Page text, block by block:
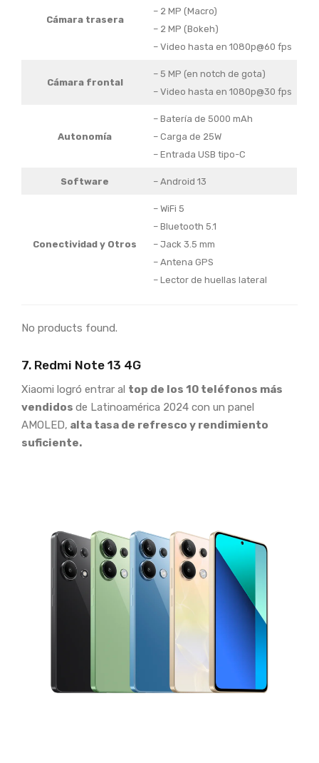
Cámara trasera
– 2 MP (Macro)
– 2 MP (Bokeh)
– Video hasta en 1080p@60 fps
Cámara frontal
– 5 MP (en notch de gota)
– Video hasta en 1080p@30 fps
Autonomía
– Batería de 5000 mAh
– Carga de 25W
– Entrada USB tipo-C
Software – Android 13
Conectividad y Otros
– WiFi 5
– Bluetooth 5.1
– Jack 3.5 mm
– Antena GPS
– Lector de huellas lateral
No products found.
7. Redmi Note 13 4G
Xiaomi logró entrar al top de los 10 teléfonos más
vendidos de Latinoamérica 2024 con un panel
AMOLED, alta tasa de refresco y rendimiento
suficiente.